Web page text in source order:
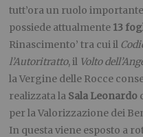
tutt’ora un ruolo
possiede attualmente 13
Rinascimento’ tra cui il
l’Autoritratto, il Volto
la Vergine delle Rocce
realizzata la Sala Leonardo
per la Valorizzazione dei
In questa viene esposto a